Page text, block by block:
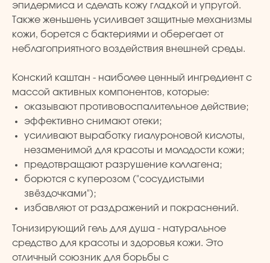
эпидермиса и сделать кожу гладкой и упругой.
Также женьшень усиливает защитные механизмы
кожи, борется с бактериями и оберегает от
неблагоприятного воздействия внешней среды.
Конский каштан - наиболее ценный ингредиент с
массой активных компонентов, которые:
оказывают противовоспалительное действие;
эффективно снимают отеки;
усиливают выработку гиалуроновой кислоты,
незаменимой для красоты и молодости кожи;
предотвращают разрушение коллагена;
борются с куперозом ("сосудистыми
звёздочками");
избавляют от раздражений и покраснений.
Тонизирующий гель для душа - натуральное
средство для красоты и здоровья кожи. Это
отличный союзник для борьбы с
Уход за лицом и телом
Уход за волосами
Личная гигиена Оплата и доставка
Каталог
TURK PRIME
КАТАЛОГ КЛИЕНТАМ
ДОКУМЕНТЫ